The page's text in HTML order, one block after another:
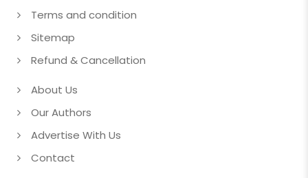
Terms and condition
Sitemap
Refund & Cancellation
About Us
Our Authors
Advertise With Us
Contact